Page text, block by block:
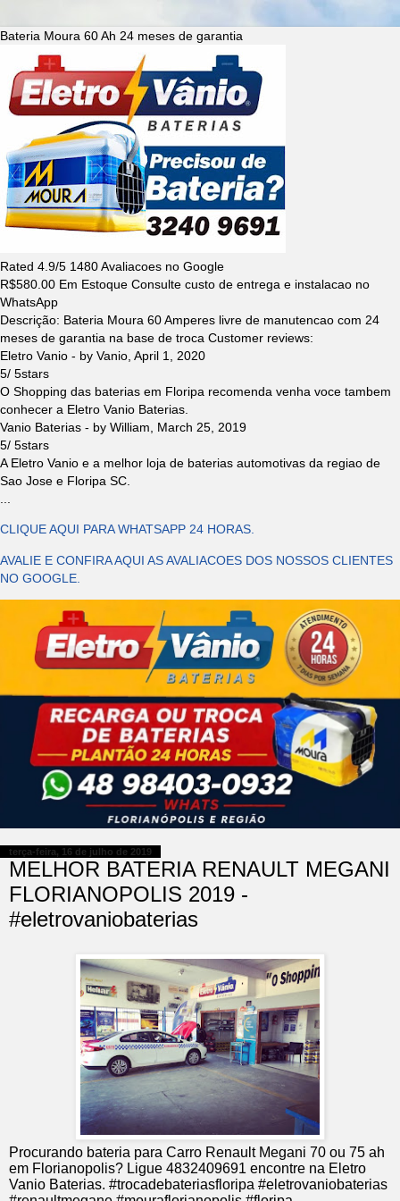
Bateria Moura 60 Ah 24 meses de garantia
Rated 4.9/5 1480Avaliacoes no Google
R$580.00 Em Estoque Consulte custo de entrega e instalacao no
WhatsApp
Descrição: Bateria Moura 60 Amperes livre de manutencao com 24
meses de garantia na base de troca Customer reviews:
Eletro Vanio - by Vanio April 1, 2020
5/ 5stars
O Shopping das baterias em Floripa recomenda venha voce tambem
conhecer a Eletro Vanio Baterias.
Vanio Baterias - by William
March 25, 2019
5/ 5stars
A Eletro Vanio e a melhor loja de baterias automotivas da regiao de
Sao Jose e Floripa SC.
CLIQUE AQUI PARA WHATSAPP 24 HORAS.
AVALIE E CONFIRA AQUI AS AVALIACOES DOS NOSSOS CLIENTES
NO GOOGLE.
terça-feira, 16 de julho de 2019
MELHOR BATERIA RENAULT MEGANI
FLORIANOPOLIS 2019 -
#eletrovaniobaterias
Procurando bateria para Carro Renault Megani 70 ou 75 ah
em Florianopolis? Ligue 4832409691 encontre na Eletro
Vanio Baterias. #trocadebateriasfloripa #eletrovaniobaterias